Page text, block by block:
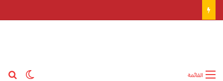
القائمة